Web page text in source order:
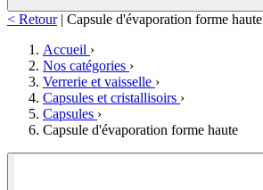
< Retour | Capsule d'évaporation forme haute
Accueil ›
Nos catégories ›
Verrerie et vaisselle ›
Capsules et cristallisoirs ›
Capsules ›
Capsule d'évaporation forme haute